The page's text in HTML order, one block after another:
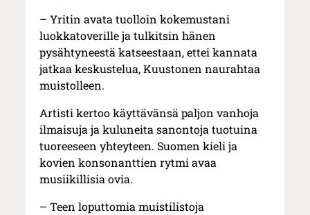
– Yritin avata tuolloin kokemustani
luokkatoverille ja tulkitsin hänen
pysähtyneestä katseestaan, ettei kannata
jatkaa keskustelua, Kuustonen naurahtaa
muistolleen.
Artisti kertoo käyttävänsä paljon vanhoja
ilmaisuja ja kuluneita sanontoja tuotuina
tuoreeseen yhteyteen. Suomen kieli ja
kovien konsonanttien rytmi avaa
musiikillisia ovia.
– Teen loputtomia muistilistoja